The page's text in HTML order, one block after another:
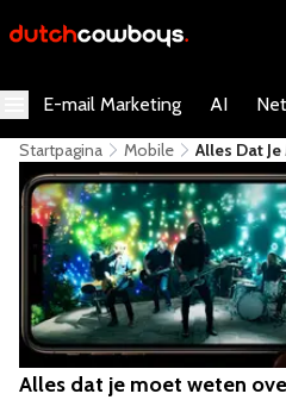
E-mail Marketing AI
Startpagina Mobile
Alles Dat
Apple
Alles dat je moet weten